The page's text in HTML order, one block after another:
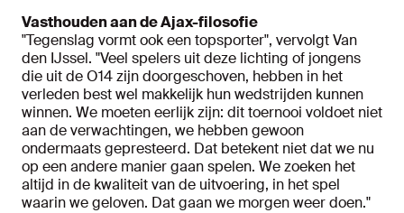
Vasthouden aan de Ajax-filosofie
"Tegenslag vormt ook een topsporter", vervolgt Van
den IJssel. "Veel spelers uit deze lichting of jongens
die uit de O14 zijn doorgeschoven, hebben in het
verleden best wel makkelijk hun wedstrijden kunnen
winnen. We moeten eerlijk zijn: dit toernooi voldoet niet
aan de verwachtingen, we hebben gewoon
ondermaats gepresteerd. Dat betekent niet dat we nu
op een andere manier gaan spelen. We zoeken het
altijd in de kwaliteit van de uitvoering, in het spel
waarin we geloven. Dat gaan we morgen weer doen."